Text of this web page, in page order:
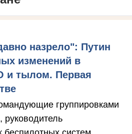
назрело": Путин
изменений в
и тылом. Первая
группировками
руководитель